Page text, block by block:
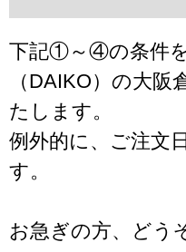
下記①～④の条件
（DAIKO）の大
たします。
例外的に、ご注文
す。
お急ぎの方、どう